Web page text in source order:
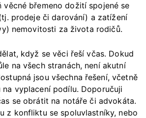
věcné břemeno dožití spojené se
prodeje či darování) a zatížení
nemovitosti za života rodičů.
když se věci řeší včas. Dokud
na všech stranách, není akutní
jsou všechna řešení, včetně
na vyplacení podílu. Doporučuji
se obrátit na notáře či advokáta.
z konfliktu se spoluvlastníky, nebo